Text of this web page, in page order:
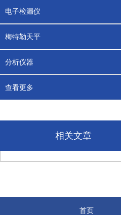
电子检漏仪
梅特勒天平
分析仪器
查看更多
相关文章
首页